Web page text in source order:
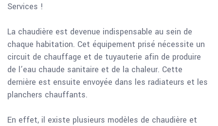
Services !
La chaudière est devenue indispensable au sein de
chaque habitation. Cet équipement prisé nécessite un
circuit de chauffage et de tuyauterie afin de produire
de l’eau chaude sanitaire et de la chaleur. Cette
dernière est ensuite envoyée dans les radiateurs et les
planchers chauffants.
En effet, il existe plusieurs modèles de chaudière et